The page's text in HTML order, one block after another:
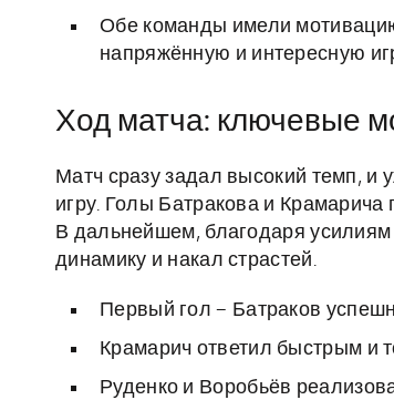
Обе команды имели
напряжённую и интересную
Ход матча: ключевые
Матч сразу задал высокий темп, и
игру. Голы Батракова и Крамарича
В дальнейшем, благодаря
динамику и накал страстей.
Первый гол – Батраков
Крамарич ответил быстрым и
Руденко и Воробьёв